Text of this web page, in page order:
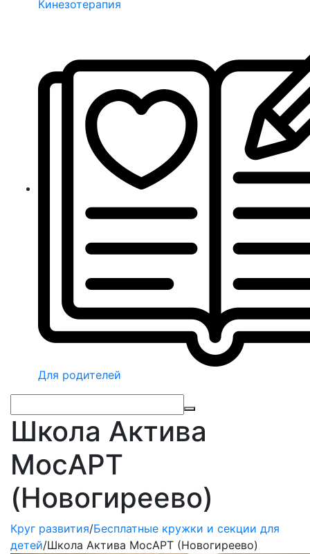
Кинезотерапия
Для родителей
Школа Актива
МосАРТ
(Новогиреево)
Круг развития/Бесплатные кружки и секции для
детей/Школа Актива МосАРТ (Новогиреево)